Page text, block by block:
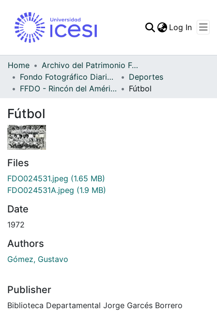
Statistics
Log In
Home
Archivo del Patrimonio Fotográfico y Fílmico del Valle del Cauca
Fondo Fotográfico Diario Occidente
Deportes
FFDO - Rincón del América - Patrimonial
Fútbol
Fútbol
Files
FDO024531.jpeg (1.65 MB)
FDO024531A.jpeg (1.9 MB)
Date
1972
Authors
Gómez, Gustavo
Publisher
Biblioteca Departamental Jorge Garcés Borrero